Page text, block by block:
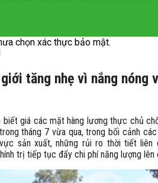
chọn xác thực bảo mật.
tăng nhẹ vì nắng nóng
biết giá các mặt hàng lương thực chủ
tháng 7 vừa qua, trong bối cảnh
sản xuất, những rủi ro thời tiết liên
trị tiếp tục đẩy chi phí năng lượng lên